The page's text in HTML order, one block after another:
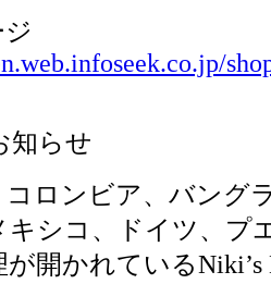
知らせ
ロンビア、バング
キシコ、ドイツ、プ
開かれているNiki’s